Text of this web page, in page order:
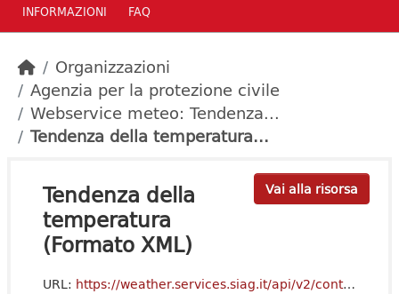
INFORMAZIONI FAQ
Organizzazioni
Agenzia per la protezione civile
Webservice meteo: Tendenza...
Tendenza della temperatura...
Vai alla risorsa
Tendenza della
temperatura
(Formato XML)
URL: https://weather.services.siag.it/api/v2/contents/temptrend?lang=de&format=xml